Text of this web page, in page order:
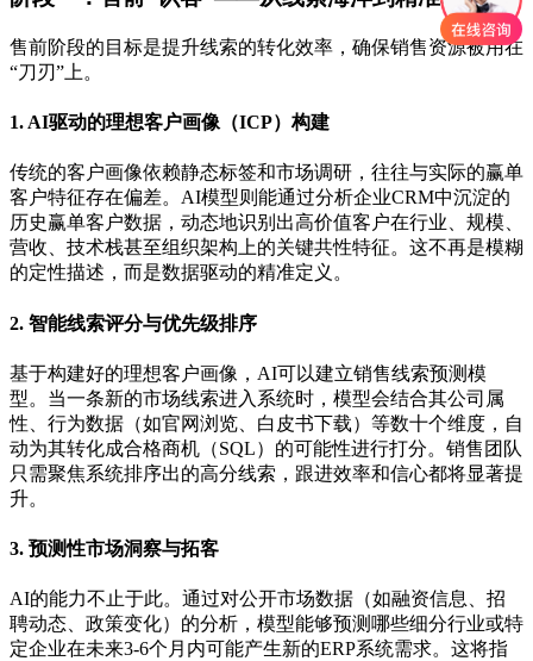
售前阶段的目标是提升线索的转化效率，确保销售资源被用在
“刀刃”上。
1. AI驱动的理想客户画像（ICP）构建
传统的客户画像依赖静态标签和市场调研，往往与实际的赢单
客户特征存在偏差。AI模型则能通过分析企业CRM中沉淀的
历史赢单客户数据，动态地识别出高价值客户在行业、规模、
营收、技术栈甚至组织架构上的关键共性特征。这不再是模糊
的定性描述，而是数据驱动的精准定义。
2. 智能线索评分与优先级排序
基于构建好的理想客户画像，AI可以建立销售线索预测模
型。当一条新的市场线索进入系统时，模型会结合其公司属
性、行为数据（如官网浏览、白皮书下载）等数十个维度，自
动为其转化成合格商机（SQL）的可能性进行打分。销售团队
只需聚焦系统排序出的高分线索，跟进效率和信心都将显著提
升。
3. 预测性市场洞察与拓客
AI的能力不止于此。通过对公开市场数据（如融资信息、招
聘动态、政策变化）的分析，模型能够预测哪些细分行业或特
定企业在未来3-6个月内可能产生新的ERP系统需求。这将指